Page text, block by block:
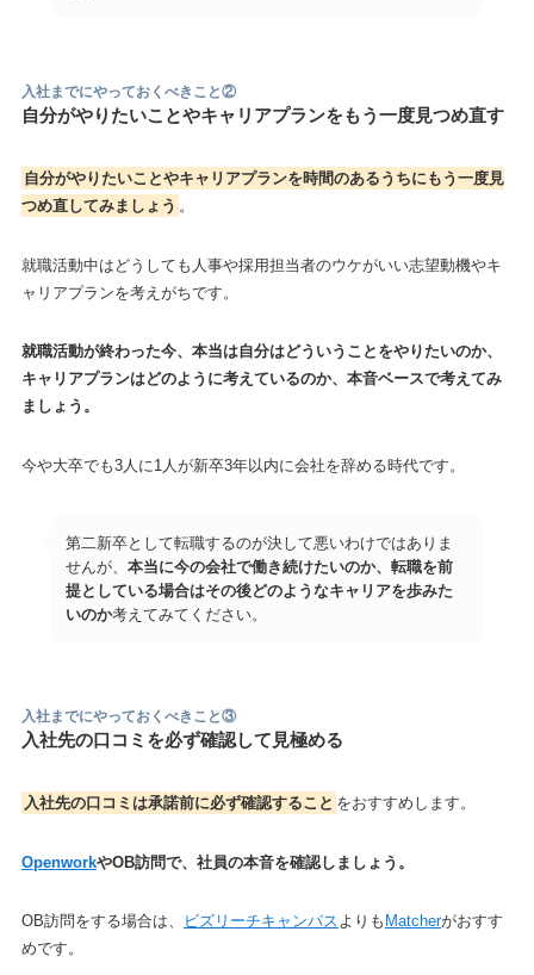
入社までにやっておくべきこと②
自分がやりたいことやキャリアプランをもう一度見つめ直す
自分がやりたいことやキャリアプランを時間のあるうちにもう一度見
つめ直してみましょう 。
就職活動中はどうしても人事や採用担当者のウケがいい志望動機やキ
ャリアプランを考えがちです。
就職活動が終わった今、本当は自分はどういうことをやりたいのか、
キャリアプランはどのように考えているのか、本音ベースで考えてみ
ましょう。
今や大卒でも3人に1人が新卒3年以内に会社を辞める時代です。
第二新卒として転職するのが決して悪いわけではありま
せんが、本当に今の会社で働き続けたいのか、転職を前
提としている場合はその後どのようなキャリアを歩みた
いのか考えてみてください。
入社までにやっておくべきこと③
入社先の口コミを必ず確認して見極める
入社先の口コミは承諾前に必ず確認すること をおすすめします。
OpenworkやOB訪問で、社員の本音を確認しましょう。
OB訪問をする場合は、 ビズリーチキャンパスよりも Matcherがおすす
めです。